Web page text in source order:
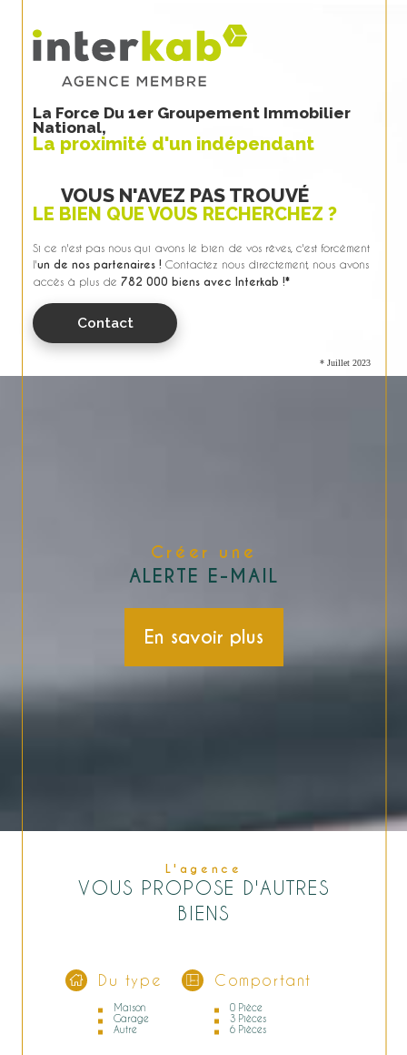
La Force Du 1er Groupement Immobilier
National,
La proximité d'un indépendant
VOUS N'AVEZ PAS TROUVÉ
LE BIEN QUE VOUS RECHERCHEZ ?
Si ce n'est pas nous qui avons le bien de vos rêves, c'est forcément
l'un de nos partenaires ! Contactez nous directement, nous avons
accès à plus de 782 000 biens avec Interkab !*
Contact
* Juillet 2023
Créer une
ALERTE E-MAIL
En savoir plus
L'agence
VOUS PROPOSE D'AUTRES
BIENS
Du type
Maison
Garage
Autre
Comportant
0 Pièce
3 Pièces
6 Pièces